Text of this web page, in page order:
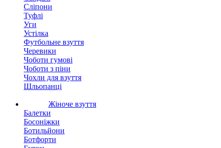
Сліпони
Туфлі
Уги
Устілка
Футбольне взуття
Черевики
Чоботи гумові
Чоботи з піни
Чохли для взуття
Шльопанці
Жіноче взуття
Балетки
Босоніжки
Ботильйони
Ботфорти